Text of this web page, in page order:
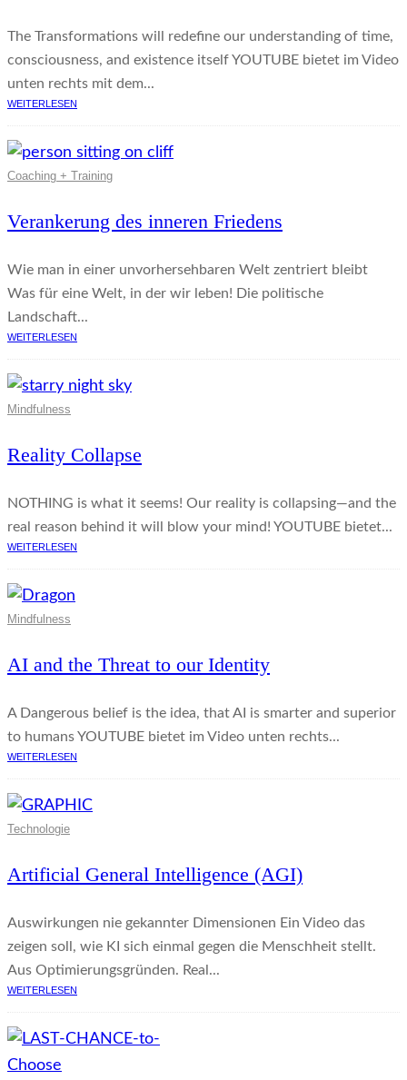
The Transformations will redefine our understanding of time,
consciousness, and existence itself YOUTUBE bietet im Video
unten rechts mit dem...
WEITERLESEN
Coaching + Training
Verankerung des inneren Friedens
Wie man in einer unvorhersehbaren Welt zentriert bleibt
Was für eine Welt, in der wir leben! Die politische
Landschaft...
WEITERLESEN
Mindfulness
Reality Collapse
NOTHING is what it seems! Our reality is collapsing—and the
real reason behind it will blow your mind! YOUTUBE bietet...
WEITERLESEN
Mindfulness
AI and the Threat to our Identity
A Dangerous belief is the idea, that AI is smarter and superior
to humans YOUTUBE bietet im Video unten rechts...
WEITERLESEN
Technologie
Artificial General Intelligence (AGI)
Auswirkungen nie gekannter Dimensionen Ein Video das
zeigen soll, wie KI sich einmal gegen die Menschheit stellt.
Aus Optimierungsgründen. Real...
WEITERLESEN